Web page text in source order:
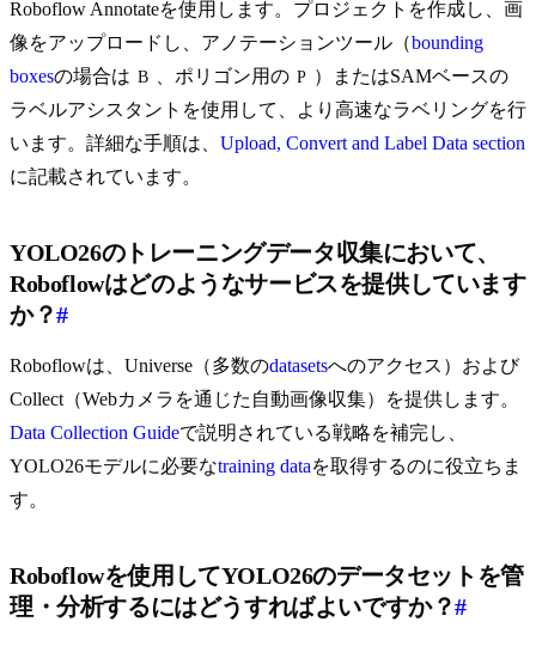
Roboflow Annotateを使用します。プロジェクトを作成し、画
像をアップロードし、アノテーションツール（bounding
boxesの場合は B 、ポリゴン用の P ）またはSAMベースの
ラベルアシスタントを使用して、より高速なラベリングを行
います。詳細な手順は、 Upload, Convert and Label Data section
に記載されています。
YOLO26のトレーニングデータ収集において、
Roboflowはどのようなサービスを提供しています
か？#
Roboflowは、Universe（多数のdatasetsへのアクセス）および
Collect（Webカメラを通じた自動画像収集）を提供します。
Data Collection Guideで説明されている戦略を補完し、
YOLO26モデルに必要なtraining dataを取得するのに役立ちま
す。
Roboflowを使用してYOLO26のデータセットを管
理・分析するにはどうすればよいですか？#